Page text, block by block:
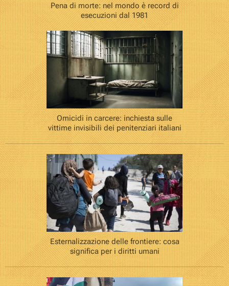
Pena di morte: nel mondo è record di
esecuzioni dal 1981
Omicidi in carcere: inchiesta sulle
vittime invisibili dei penitenziari italiani
Esternalizzazione delle frontiere: cosa
significa per i diritti umani